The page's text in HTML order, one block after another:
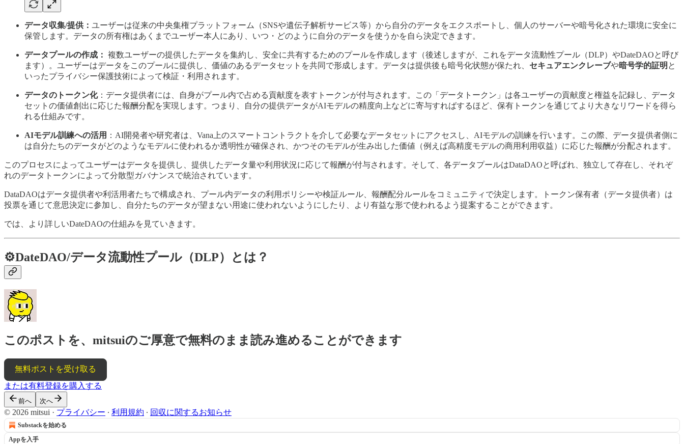
データ収集/提供： ユーザーは従来の中央集権プラットフォーム（SNSや遺伝子解析サービス等）から自分のデータをエクスポートし、個人のサーバーや暗号化された環境に安全に
保管します。データの所有権はあくまでユーザー本人にあり、いつ・どのように自分のデータを使うかを自ら決定できます。
データプールの作成： 複数ユーザーの提供したデータを集約し、安全に共有するためのプールを作成します（後述しますが、これをデータ流動性プール（DLP）やDateDAOと呼び
ます）。ユーザーはデータをこのプールに提供し、価値のあるデータセットを共同で形成します。データは提供後も暗号化状態が保たれ、 セキュアエンクレーブや暗号学的証明 と
いったプライバシー保護技術によって検証・利用されます​。
データのトークン化：データ提供者には、自身がプール内で占める貢献度を表すトークンが付与されます。この「データトークン」は各ユーザーの貢献度と権益を記録し、データ
セットの価値創出に応じた報酬分配を実現します。つまり、自分の提供データがAIモデルの精度向上などに寄与すればするほど、保有トークンを通じてより大きなリワードを得ら
れる仕組みです​。
AIモデル訓練への活用 ：AI開発者や研究者は、Vana上のスマートコントラクトを介して必要なデータセットにアクセスし、AIモデルの訓練を行います。この際、データ提供者側に
は自分たちのデータがどのようなモデルに使われるか透明性が確保され、かつそのモデルが生み出した価値（例えば高精度モデルの商用利用収益）に応じた報酬が分配されます。
このプロセスによってユーザーはデータを提供し、提供したデータ量や利用状況に応じて報酬が付与されます。そして、各データプールはDataDAOと呼ばれ、独立して存在し、それぞ
れのデータトークンによって分散型ガバナンスで統治されています。
DataDAOはデータ提供者や利活用者たちで構成され、プール内データの利用ポリシーや検証ルール、報酬配分ルールをコミュニティで決定します。トークン保有者（データ提供者）は
投票を通じて意思決定に参加し、自分たちのデータが望まない用途に使われないようにしたり、より有益な形で使われるよう提案することができます​。
では、より詳しいDateDAOの仕組みを見ていきます。
⚙️DateDAO/データ流動性プール（DLP）とは？
このポストを、mitsuiのご厚意で無料のまま読み進めることができます
無料ポストを受け取る
または有料登録を購入する
前へ 次へ
© 2026 mitsui · プライバシー ∙ 利用規約 ∙ 回収に関するお知らせ
Substackを始める
Appを入手